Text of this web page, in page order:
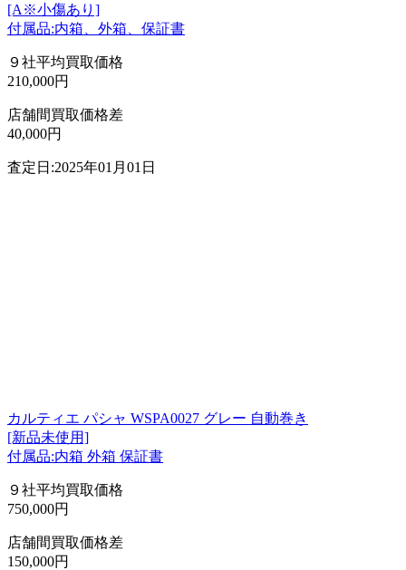
[A※小傷あり]
付属品:内箱、外箱、保証書
９社平均買取価格
210,000円
店舗間買取価格差
40,000円
査定日:2025年01月01日
カルティエ パシャ WSPA0027 グレー 自動巻き
[新品未使用]
付属品:内箱 外箱 保証書
９社平均買取価格
750,000円
店舗間買取価格差
150,000円